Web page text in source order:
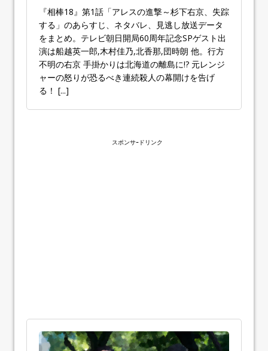
『相棒18』第1話「アレスの進撃～杉下右京、失踪
する」のあらすじ、ネタバレ、見逃し放送データ
をまとめ。テレビ朝日開局60周年記念SPゲスト出
演は船越英一郎,木村佳乃,北香那,団時朗 他。行方
不明の右京 手掛かりは北海道の離島に!? 元レンジ
ャーの怒りが恐るべき連続殺人の幕開けを告げ
る！ [...]
スポンサｰドリンク